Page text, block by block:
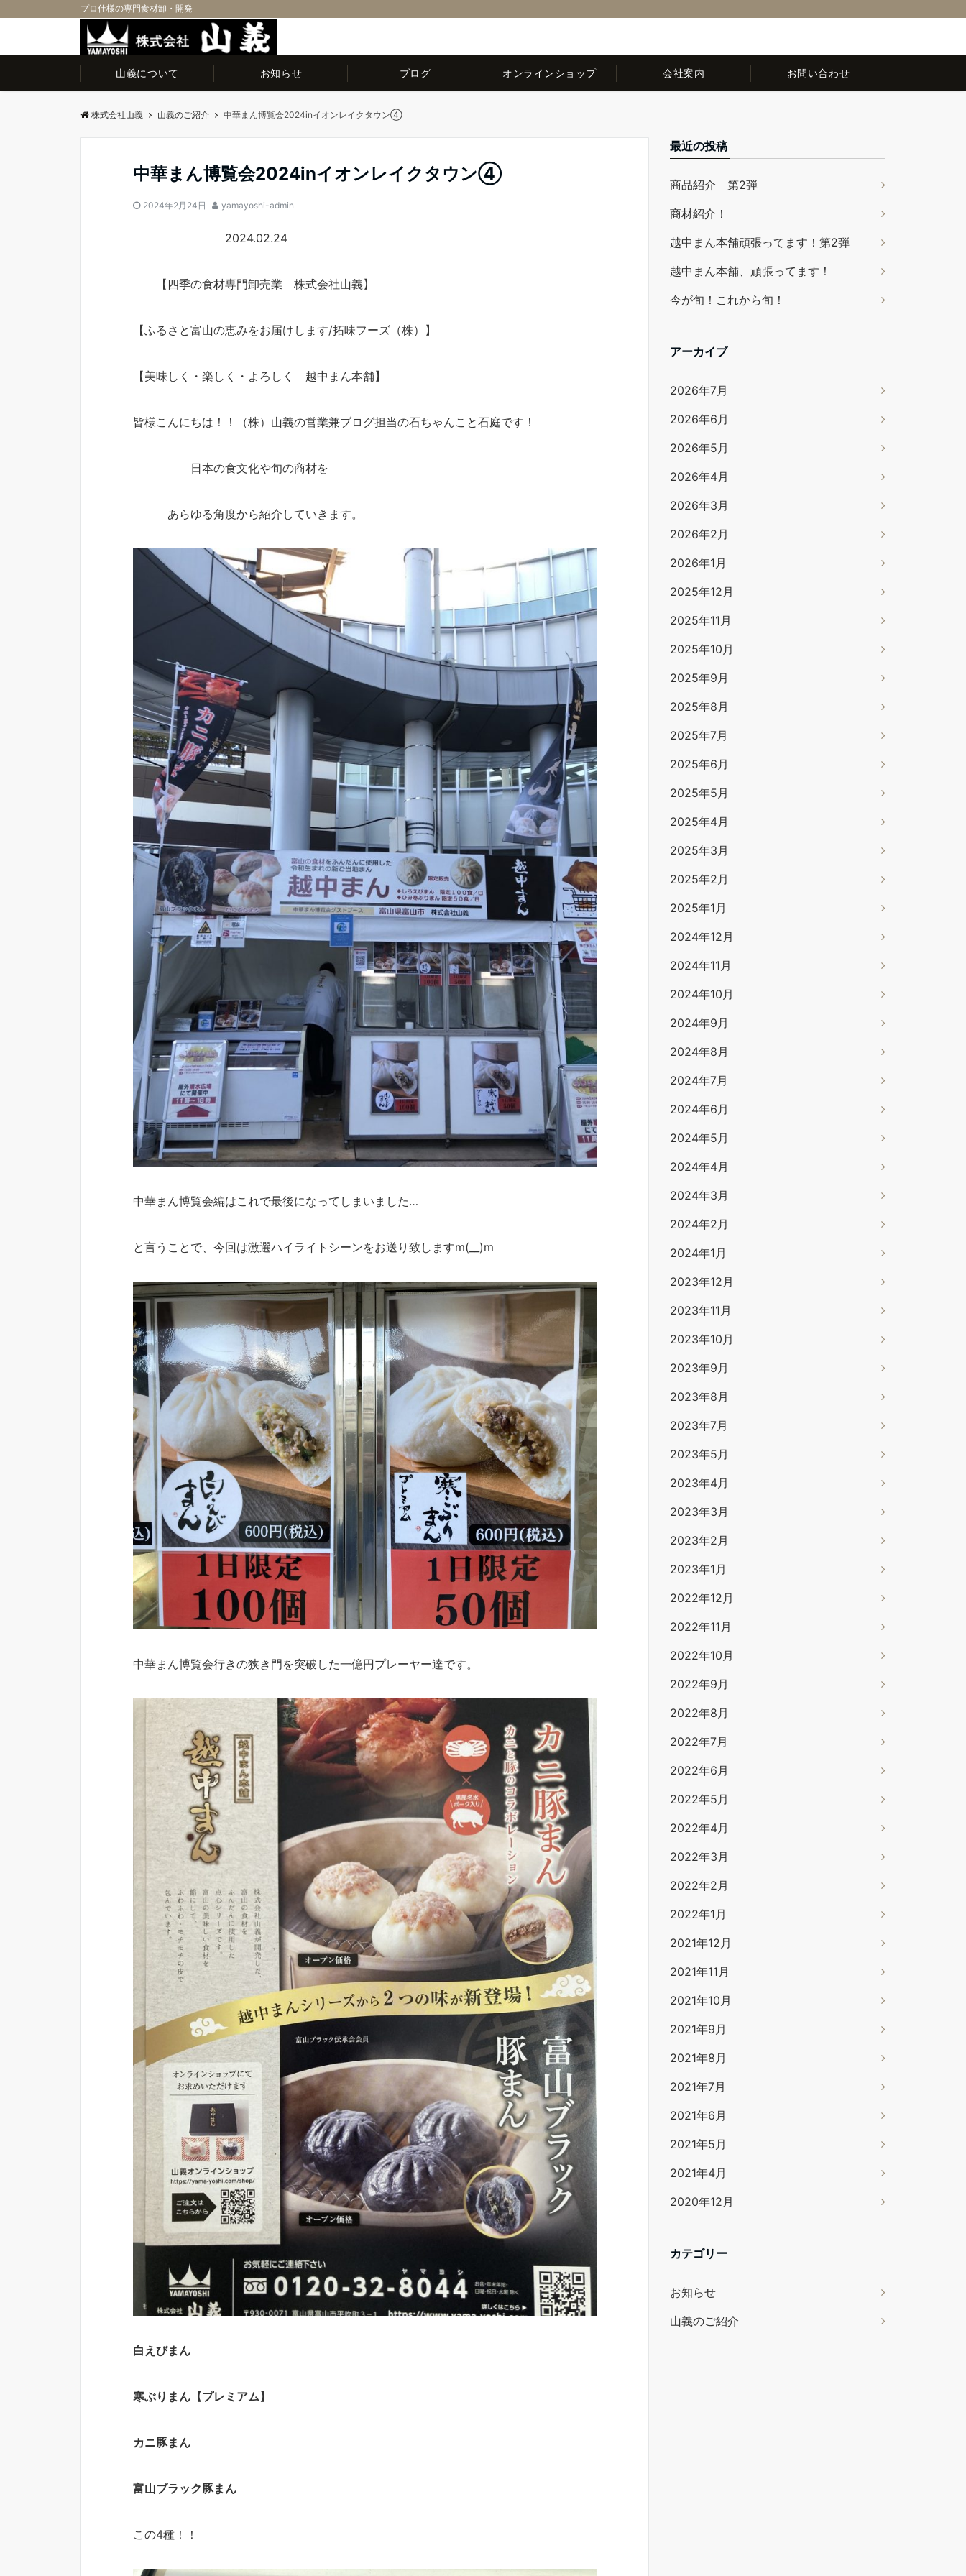
プロ仕様の専門食材卸・開発
山義について お知らせ ブログ オンラインショップ 会社案内 お問い合わせ
株式会社山義 山義のご紹介 中華まん博覧会2024inイオンレイクタウン④
中華まん博覧会2024inイオンレイクタウン④
2024年2月24日 yamayoshi-admin
2024.02.24
【四季の食材専門卸売業 株式会社山義】
【ふるさと富山の恵みをお届けします/拓味フーズ（株）】
【美味しく・楽しく・よろしく 越中まん本舗】
皆様こんにちは！！（株）山義の営業兼ブログ担当の石ちゃんこと石庭です！
日本の食文化や旬の商材を
あらゆる角度から紹介していきます。
中華まん博覧会編はこれで最後になってしまいました…
と言うことで、今回は激選ハイライトシーンをお送り致しますm(__)m
中華まん博覧会行きの狭き門を突破した一億円プレーヤー達です。
白えびまん
寒ぶりまん【プレミアム】
カニ豚まん
富山ブラック豚まん
この4種！！
最近の投稿
商品紹介 第2弾
商材紹介！
越中まん本舗頑張ってます！第2弾
越中まん本舗、頑張ってます！
今が旬！これから旬！
アーカイブ
2026年7月
2026年6月
2026年5月
2026年4月
2026年3月
2026年2月
2026年1月
2025年12月
2025年11月
2025年10月
2025年9月
2025年8月
2025年7月
2025年6月
2025年5月
2025年4月
2025年3月
2025年2月
2025年1月
2024年12月
2024年11月
2024年10月
2024年9月
2024年8月
2024年7月
2024年6月
2024年5月
2024年4月
2024年3月
2024年2月
2024年1月
2023年12月
2023年11月
2023年10月
2023年9月
2023年8月
2023年7月
2023年5月
2023年4月
2023年3月
2023年2月
2023年1月
2022年12月
2022年11月
2022年10月
2022年9月
2022年8月
2022年7月
2022年6月
2022年5月
2022年4月
2022年3月
2022年2月
2022年1月
2021年12月
2021年11月
2021年10月
2021年9月
2021年8月
2021年7月
2021年6月
2021年5月
2021年4月
2020年12月
カテゴリー
お知らせ
山義のご紹介